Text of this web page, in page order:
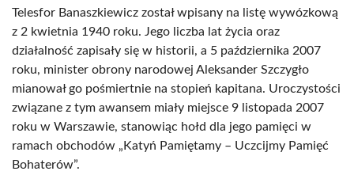
Telesfor Banaszkiewicz został wpisany na listę wywózkową
z 2 kwietnia 1940 roku. Jego liczba lat życia oraz
działalność zapisały się w historii, a 5 października 2007
roku, minister obrony narodowej Aleksander Szczygło
mianował go pośmiertnie na stopień kapitana. Uroczystości
związane z tym awansem miały miejsce 9 listopada 2007
roku w Warszawie, stanowiąc hołd dla jego pamięci w
ramach obchodów „Katyń Pamiętamy – Uczcijmy Pamięć
Bohaterów”.